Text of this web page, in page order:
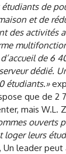
de
et de
des activités
de 6
dédié.
étudiants.»
que de 2
mais W.L.
ouverts
loger leurs
Un leader